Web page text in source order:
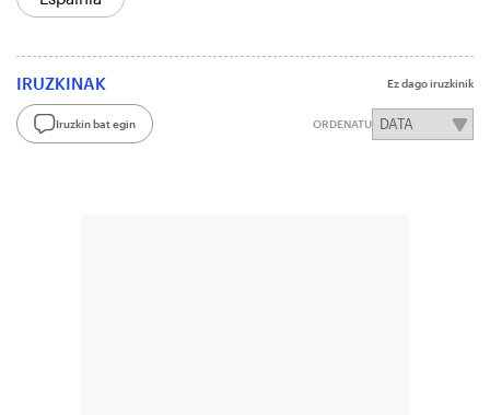
IRUZKINAK Ez dago iruzkinik
Iruzkin bat egin ORDENATU